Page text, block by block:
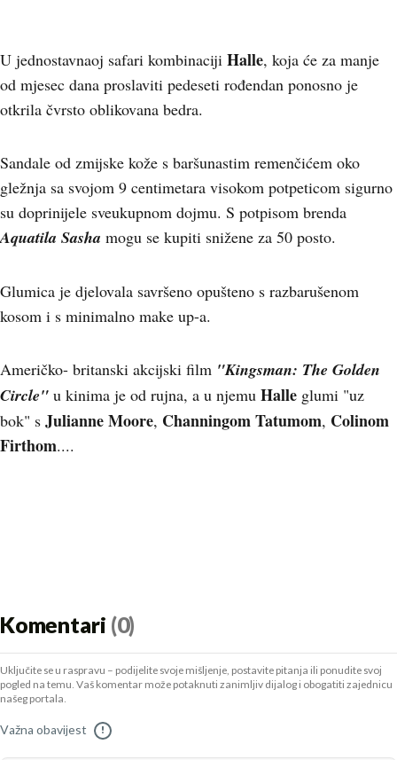
U jednostavnaoj safari kombinaciji Halle, koja će za manje
od mjesec dana proslaviti pedeseti rođendan ponosno je
otkrila čvrsto oblikovana bedra.
Sandale od zmijske kože s baršunastim remenčićem oko
gležnja sa svojom 9 centimetara visokom potpeticom sigurno
su doprinijele sveukupnom dojmu. S potpisom brenda
Aquatila Sasha mogu se kupiti snižene za 50 posto.
Glumica je djelovala savršeno opušteno s razbarušenom
kosom i s minimalno make up-a.
Američko- britanski akcijski film "Kingsman: The Golden
Circle" u kinima je od rujna, a u njemu Halle glumi "uz
bok" s Julianne Moore, Channingom Tatumom, Colinom
Firthom....
Komentari (0)
Uključite se u raspravu – podijelite svoje mišljenje, postavite pitanja ili ponudite svoj
pogled na temu. Vaš komentar može potaknuti zanimljiv dijalog i obogatiti zajednicu
našeg portala.
Važna obavijest !